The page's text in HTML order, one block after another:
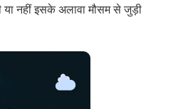
या नहीं इसके अलावा मौसम से जुड़ी